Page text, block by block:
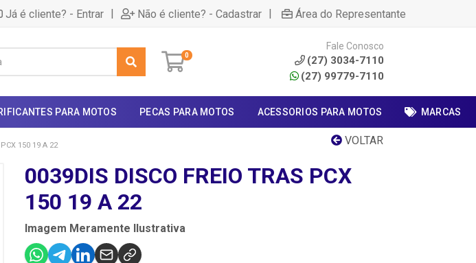
Já é cliente? - Entrar | Não é cliente? - Cadastrar | Área do Representante
0
Fale Conosco
(27) 3034-7110
(27) 99779-7110
PARA MOTOS PECAS PARA MOTOS ACESSORIOS PARA MOTOS MARCAS
VOLTAR
150 19 A 22
0039DIS DISCO FREIO TRAS PCX
150 19 A 22
Imagem Meramente Ilustrativa